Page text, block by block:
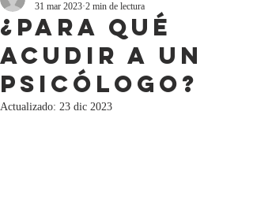
¿Para qué
acudir a un
psicólogo?
31 mar 2023 2 min de lectura
Actualizado: 23 dic 2023